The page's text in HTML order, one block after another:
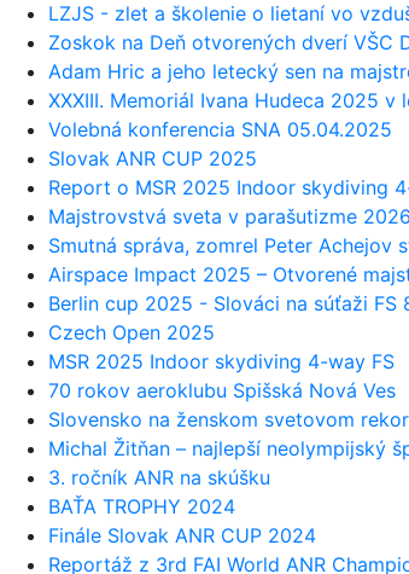
LZJS - zlet a školenie o lietaní vo
Zoskok na Deň otvorených dverí VŠC
Adam Hric a jeho letecký sen na
XXXIII. Memoriál Ivana Hudeca 2025 v
Volebná konferencia SNA 05.04.2025
Slovak ANR CUP 2025
Report o MSR 2025 Indoor skydiving
Majstrovstvá sveta v parašutizme 2026
Smutná správa, zomrel Peter Achejov
Airspace Impact 2025 – Otvorené
Berlin cup 2025 - Slováci na súťaži FS
Czech Open 2025
MSR 2025 Indoor skydiving 4-way FS
70 rokov aeroklubu Spišská Nová Ves
Slovensko na ženskom svetovom
Michal Žitňan – najlepší neolympijský
3. ročník ANR na skúšku
BAŤA TROPHY 2024
Finále Slovak ANR CUP 2024
Reportáž z 3rd FAI World ANR